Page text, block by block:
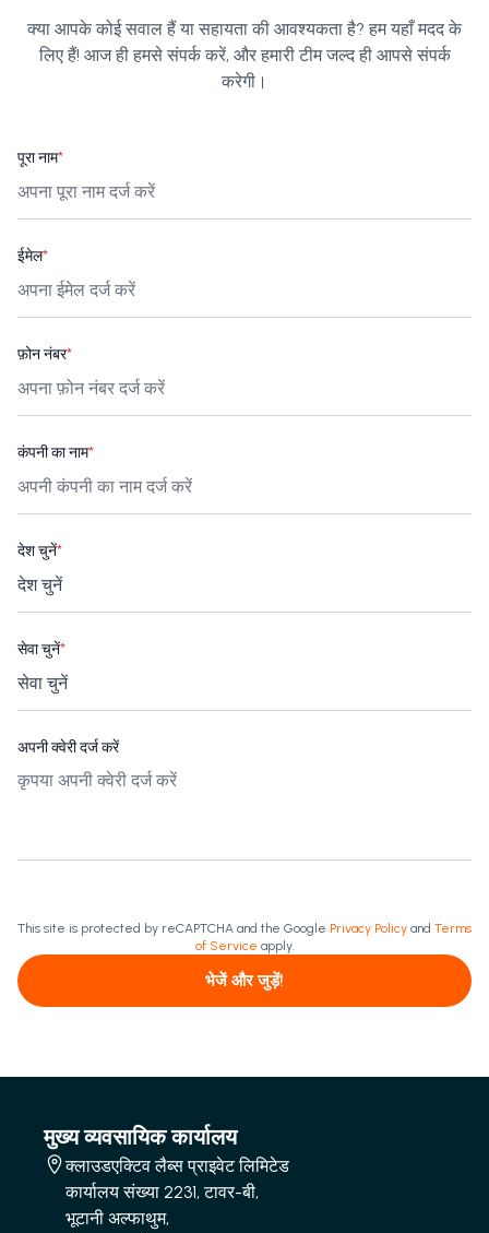
क्या आपके कोई सवाल हैं या सहायता की आवश्यकता है? हम यहाँ मदद के
लिए हैं! आज ही हमसे संपर्क करें, और हमारी टीम जल्द ही आपसे संपर्क
करेगी।
पूरा नाम*
ईमेल*
फ़ोन नंबर*
कंपनी का नाम*
देश चुनें*
सेवा चुनें*
अपनी क्वेरी दर्ज करें
This site is protected by reCAPTCHA and the Google Privacy Policy and Terms
of Service apply.
भेजें और जुड़ें!
मुख्य व्यवसायिक कार्यालय
क्लाउडएक्टिव लैब्स प्राइवेट लिमिटेड
कार्यालय संख्या 2231, टावर-बी,
भूटानी अल्फाथुम,